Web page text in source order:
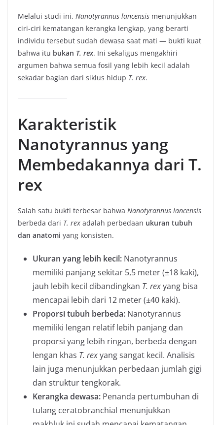
Melalui studi ini, Nanotyrannus lancensis menunjukkan
ciri-ciri kematangan kerangka lengkap, yang berarti
individu tersebut sudah dewasa saat mati — bukti kuat
bahwa itu bukan T. rex. Ini sekaligus mengakhiri
argumen bahwa semua fosil yang lebih kecil adalah
sekadar bagian dari siklus hidup T. rex.
Karakteristik
Nanotyrannus yang
Membedakannya dari T.
rex
Salah satu bukti terbesar bahwa Nanotyrannus lancensis
berbeda dari T. rex adalah perbedaan ukuran tubuh
dan anatomi yang konsisten.
Ukuran yang lebih kecil: Nanotyrannus
memiliki panjang sekitar 5,5 meter (±18 kaki),
jauh lebih kecil dibandingkan T. rexyang bisa
mencapai lebih dari 12 meter (±40 kaki).
Proporsi tubuh berbeda: Nanotyrannus
memiliki lengan relatif lebih panjang dan
proporsi yang lebih ringan, berbeda dengan
lengan khas T. rexyang sangat kecil. Analisis
lain juga menunjukkan perbedaan jumlah gigi
dan struktur tengkorak.
Kerangka dewasa: Penanda pertumbuhan di
tulang ceratobranchial menunjukkan